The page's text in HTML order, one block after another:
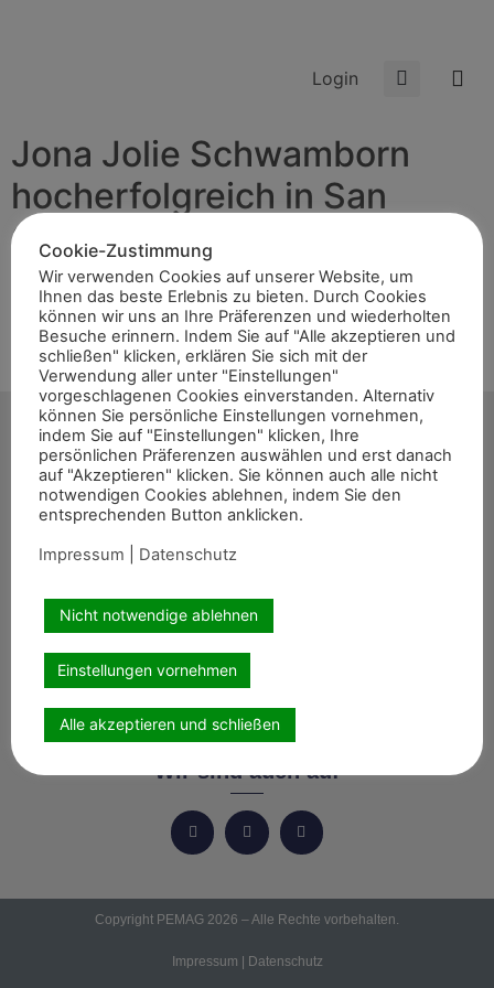
Login
Jona Jolie Schwamborn
hocherfolgreich in San
Giovanni
San Giovanni/ITA Für die 16-jährige Wipperführterin
Jona Jolie Schwamborn ging es vom 9. – 14. Juli nach
San Giovanni in Italien zum internationalen Springturnier.
Mit dabei hatte sie ihre Pferde […]
Start
Termine
Abonnement
Kontakt
Wir sind auch auf
Copyright PEMAG 2026 – Alle Rechte vorbehalten.
Impressum | Datenschutz
Cookie-Zustimmung
Wir verwenden Cookies auf unserer Website, um
Ihnen das beste Erlebnis zu bieten. Durch Cookies
können wir uns an Ihre Präferenzen und wiederholten
Besuche erinnern. Indem Sie auf "Alle akzeptieren und
schließen" klicken, erklären Sie sich mit der
Verwendung aller unter "Einstellungen"
vorgeschlagenen Cookies einverstanden. Alternativ
können Sie persönliche Einstellungen vornehmen,
indem Sie auf "Einstellungen" klicken, Ihre
persönlichen Präferenzen auswählen und erst danach
auf "Akzeptieren" klicken. Sie können auch alle nicht
notwendigen Cookies ablehnen, indem Sie den
entsprechenden Button anklicken.
Impressum
Datenschutz
Nicht notwendige ablehnen
Einstellungen vornehmen
Alle akzeptieren und schließen